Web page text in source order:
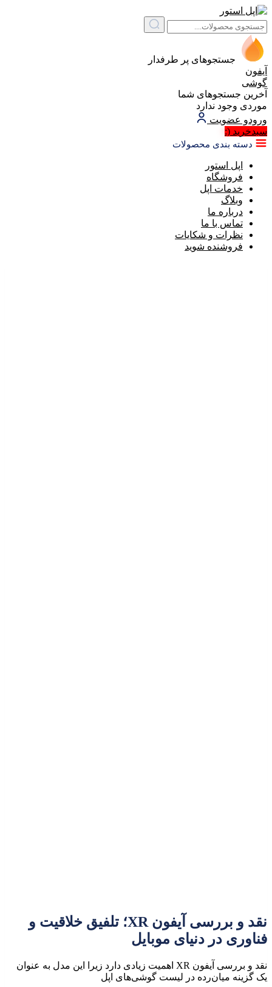
جستجوهای پر طرفدار
آیفون
گوشی
آخرین جستجوهای شما
موردی وجود ندارد
ورودو عضویت
سبد‌خرید (:
دسته بندی محصولات
اپل استور
فروشگاه
خدمات اپل
وبلاگ
درباره ما
تماس با ما
نظرات و شکایات
فروشنده شوید
نقد و بررسی آیفون XR؛ تلفیق خلاقیت و
فناوری در دنیای موبایل
نقد و بررسی آیفون XR اهمیت زیادی دارد زیرا این مدل به عنوان
یک گزینه میان‌رده در لیست گوشی‌های اپل
در حال اتصال...